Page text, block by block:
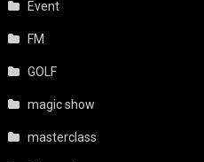
Event
FM
GOLF
magic show
masterclass